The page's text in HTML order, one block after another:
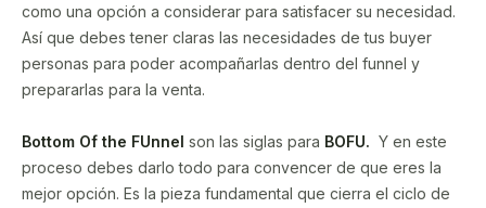
como una opción a considerar para satisfacer su necesidad.
Así que debes tener claras las necesidades de tus buyer
personas para poder acompañarlas dentro del funnel y
prepararlas para la venta.
Bottom Of the FUnnel son las siglas para BOFU. Y en este
proceso debes darlo todo para convencer de que eres la
mejor opción. Es la pieza fundamental que cierra el ciclo de